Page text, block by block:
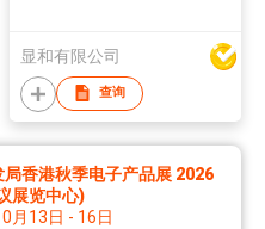
显和有限公司
查询
局香港秋季电子产品展 2026
展览中心)
月13日 - 16日